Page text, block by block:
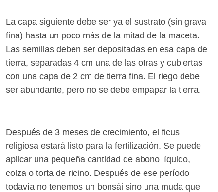
La capa siguiente debe ser ya el sustrato (sin grava
fina) hasta un poco más de la mitad de la maceta.
Las semillas deben ser depositadas en esa capa de
tierra, separadas 4 cm una de las otras y cubiertas
con una capa de 2 cm de tierra fina. El riego debe
ser abundante, pero no se debe empapar la tierra.
Después de 3 meses de crecimiento, el ficus
religiosa estará listo para la fertilización. Se puede
aplicar una pequeña cantidad de abono líquido,
colza o torta de ricino. Después de ese período
todavía no tenemos un bonsái sino una muda que